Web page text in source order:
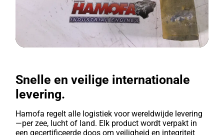
Snelle en veilige internationale
levering.
Hamofa regelt alle logistiek voor wereldwijde levering
—per zee, lucht of land. Elk product wordt verpakt in
een gecertificeerde doos om veiligheid en integriteit